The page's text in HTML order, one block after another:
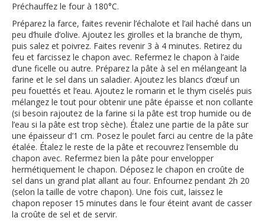
Préchauffez le four à 180°C.
Préparez la farce, faites revenir l’échalote et l’ail haché dans un
peu d’huile d’olive. Ajoutez les girolles et la branche de thym,
puis salez et poivrez. Faites revenir 3 à 4 minutes. Retirez du
feu et farcissez le chapon avec. Refermez le chapon à l’aide
d’une ficelle ou autre. Préparez la pâte à sel en mélangeant la
farine et le sel dans un saladier. Ajoutez les blancs d’œuf un
peu fouettés et l’eau. Ajoutez le romarin et le thym ciselés puis
mélangez le tout pour obtenir une pâte épaisse et non collante
(si besoin rajoutez de la farine si la pâte est trop humide ou de
l’eau si la pâte est trop sèche). Étalez une partie de la pâte sur
une épaisseur d’1 cm. Posez le poulet farci au centre de la pâte
étalée. Étalez le reste de la pâte et recouvrez l’ensemble du
chapon avec. Refermez bien la pâte pour envelopper
hermétiquement le chapon. Déposez le chapon en croûte de
sel dans un grand plat allant au four. Enfournez pendant 2h 20
(selon la taille de votre chapon). Une fois cuit, laissez le
chapon reposer 15 minutes dans le four éteint avant de casser
la croûte de sel et de servir.